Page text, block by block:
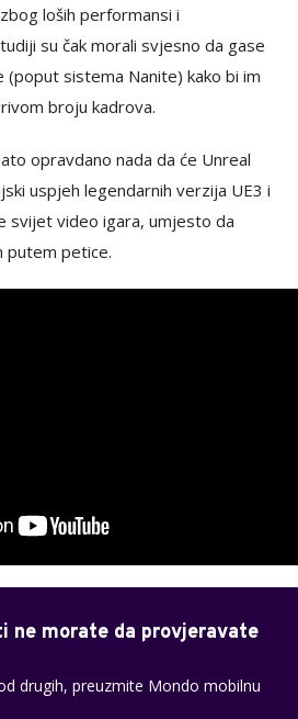
loših performansi i
su čak morali svjesno da gase
(poput sistema Nanite) kako bi im
broju kadrova.
opravdano nada da će Unreal
uspjeh legendarnih verzija UE3 i
svijet video igara, umjesto da
putem petice.
ne morate da provjeravate
drugih, preuzmite Mondo mobilnu